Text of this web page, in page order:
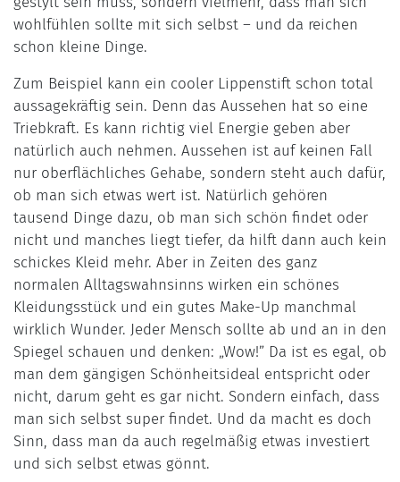
wohlfühlen sollte mit sich selbst – und da reichen
schon kleine Dinge.
Zum Beispiel kann ein cooler Lippenstift schon total
aussagekräftig sein. Denn das Aussehen hat so eine
Triebkraft. Es kann richtig viel Energie geben aber
natürlich auch nehmen. Aussehen ist auf keinen Fall
nur oberflächliches Gehabe, sondern steht auch dafür,
ob man sich etwas wert ist. Natürlich gehören
tausend Dinge dazu, ob man sich schön findet oder
nicht und manches liegt tiefer, da hilft dann auch kein
schickes Kleid mehr. Aber in Zeiten des ganz
normalen Alltagswahnsinns wirken ein schönes
Kleidungsstück und ein gutes Make-Up manchmal
wirklich Wunder. Jeder Mensch sollte ab und an in den
Spiegel schauen und denken: „Wow!” Da ist es egal, ob
man dem gängigen Schönheitsideal entspricht oder
nicht, darum geht es gar nicht. Sondern einfach, dass
man sich selbst super findet. Und da macht es doch
Sinn, dass man da auch regelmäßig etwas investiert
und sich selbst etwas gönnt.